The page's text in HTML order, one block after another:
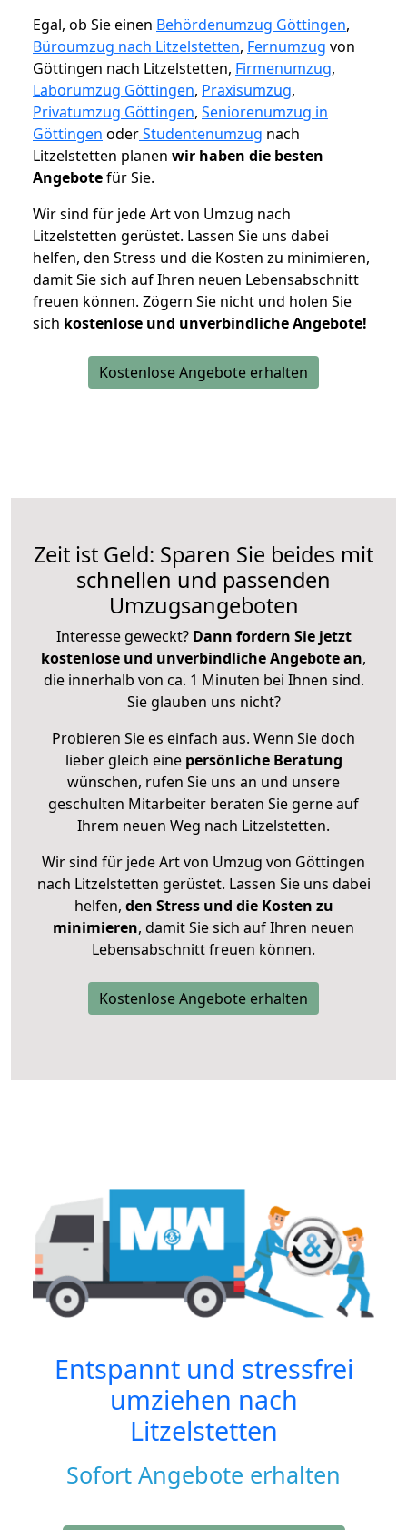
Egal, ob Sie einen Behördenumzug Göttingen,
Büroumzug nach Litzelstetten, Fernumzug von
Göttingen nach Litzelstetten, Firmenumzug,
Laborumzug Göttingen, Praxisumzug,
Privatumzug Göttingen, Seniorenumzug in
Göttingen oderStudentenumzug nach
Litzelstetten planen wir haben die besten
Angebotefür Sie.
Wir sind für jede Art von Umzug nach
Litzelstetten gerüstet. Lassen Sie uns dabei
helfen, den Stress und die Kosten zu minimieren,
damit Sie sich auf Ihren neuen Lebensabschnitt
freuen können. Zögern Sie nicht und holen Sie
sich kostenlose und unverbindliche Angebote!
Kostenlose Angebote erhalten
Zeit ist Geld: Sparen Sie beides mit
schnellen und passenden
Umzugsangeboten
Interesse geweckt? Dann fordern Sie jetzt
kostenlose und unverbindliche Angebote an,
die innerhalb von ca. 1 Minuten bei Ihnen sind.
Sie glauben uns nicht?
Probieren Sie es einfach aus. Wenn Sie doch
lieber gleich eine persönliche Beratung
wünschen, rufen Sie uns an und unsere
geschulten Mitarbeiter beraten Sie gerne auf
Ihrem neuen Weg nach Litzelstetten.
Wir sind für jede Art von Umzug von Göttingen
nach Litzelstetten gerüstet. Lassen Sie uns dabei
helfen, den Stress und die Kosten zu
minimieren, damit Sie sich auf Ihren neuen
Lebensabschnitt freuen können.
Kostenlose Angebote erhalten
Entspannt und stressfrei
umziehen nach
Litzelstetten
Sofort Angebote erhalten